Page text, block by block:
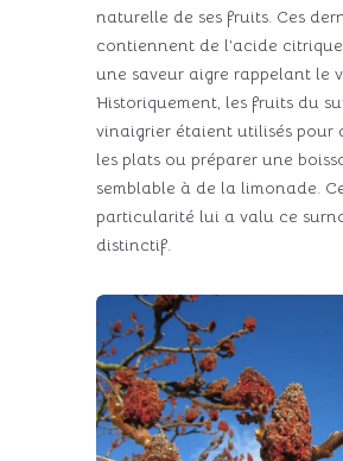
naturelle de ses fruits. Ces
contiennent de l’acide
une saveur aigre rappelant le
Historiquement, les fruits du
vinaigrier étaient utilisés pour
les plats ou préparer une
semblable à de la limonade.
particularité lui a valu ce
distinctif.